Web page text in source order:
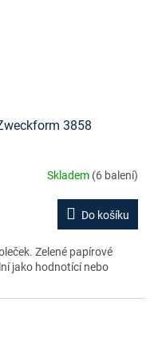
3858
Skladem (6 balení)
Do košíku
Zelené papírové
jako hodnotící nebo